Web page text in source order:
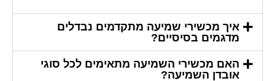
איך מכשירי שמיעה מתקדמים נבדלים
מדגמים בסיסיים?
האם מכשירי השמיעה מתאימים לכל סוגי
אובדן השמיעה?